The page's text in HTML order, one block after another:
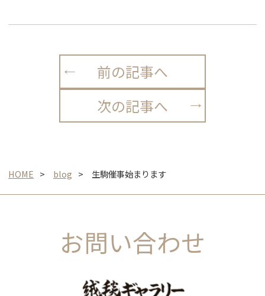
前の記事へ
次の記事へ
HOME blog 生駒催事始まります
お問い合わせ